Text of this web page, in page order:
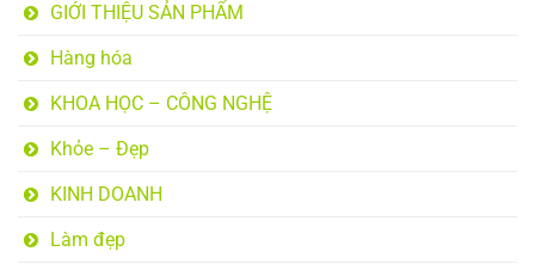
GIỚI THIỆU SẢN PHẨM
Hàng hóa
KHOA HỌC – CÔNG NGHỆ
Khỏe – Đẹp
KINH DOANH
Làm đẹp